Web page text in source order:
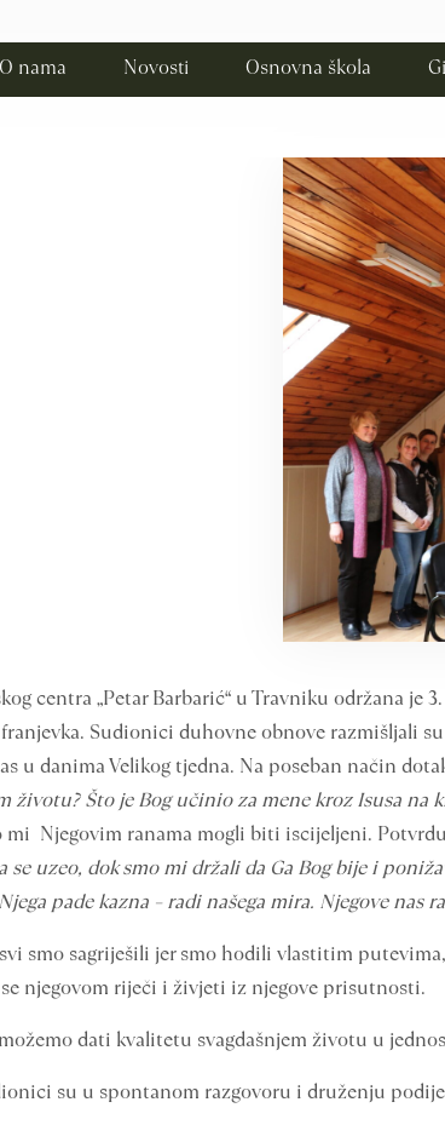
O nama Novosti Osnovna škola
centra „Petar Barbarić“ u Travniku održana je
Sudionici duhovne obnove razmišljali
u danima Velikog tjedna. Na poseban način
životu? Što je Bog učinio za mene kroz Isusa na
Njegovim ranama mogli biti iscijeljeni.
uzeo, dok smo mi držali da Ga Bog bije i
pade kazna – radi našega mira. Njegove nas
smo sagriješili jer smo hodili vlastitim
njegovom riječi i živjeti iz njegove prisutnosti.
dati kvalitetu svagdašnjem životu u
su u spontanom razgovoru i druženju